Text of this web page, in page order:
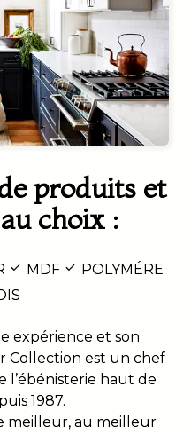
produits et
choix :
MDF
POLYMÉRE
expérience et son
Collection est un chef
l’ébénisterie haut de
1987.
meilleur, au meilleur